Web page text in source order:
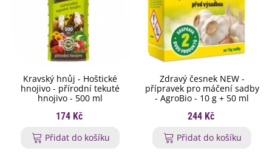
Kravský hnůj - Hoštické
hnojivo - přírodní tekuté
hnojivo - 500 ml
174 Kč
Přidat do košíku
Zdravý česnek NEW -
přípravek pro máčení sadby
- AgroBio - 10 g + 50 ml
244 Kč
Přidat do košíku